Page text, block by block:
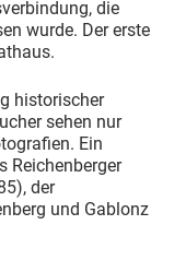
die
wurde. Der erste
historischer
sehen nur
Ein
Reichenberger
der
und Gablonz